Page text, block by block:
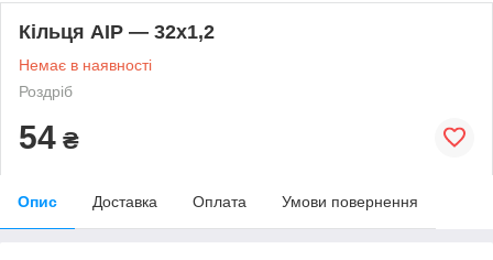
Кільця AIP — 32х1,2
Немає в наявності
Роздріб
54 ₴
Опис Доставка Оплата Умови повернення